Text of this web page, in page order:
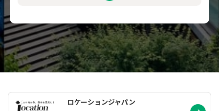
ロケーションジャパン